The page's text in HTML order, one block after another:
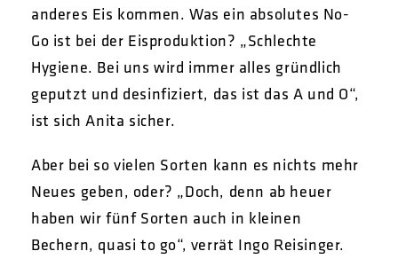
anderes Eis kommen. Was ein absolutes No-
Go ist bei der Eisproduktion? „Schlechte
Hygiene. Bei uns wird immer alles gründlich
geputzt und desinfiziert, das ist das A und O“,
ist sich Anita sicher.
Aber bei so vielen Sorten kann es nichts mehr
Neues geben, oder? „Doch, denn ab heuer
haben wir fünf Sorten auch in kleinen
Bechern, quasi to go“, verrät Ingo Reisinger.